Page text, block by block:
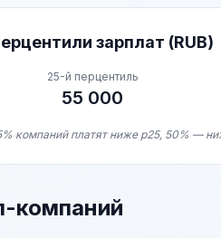
зарплат (RUB)
25-й перцентиль
55 000
компаний платят ниже p25, 50% —
компаний